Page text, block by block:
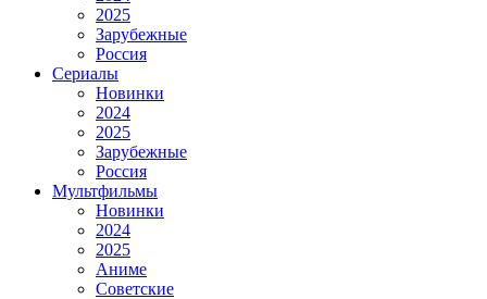
2025
Зарубежные
Россия
Сериалы
Новинки
2024
2025
Зарубежные
Россия
Мультфильмы
Новинки
2024
2025
Аниме
Советские